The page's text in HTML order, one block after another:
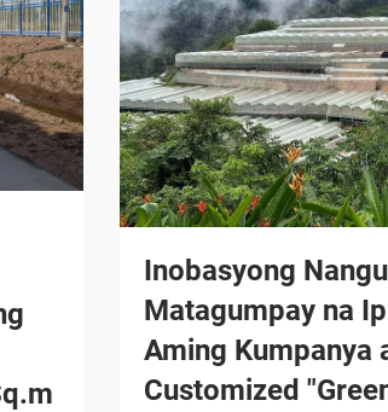
Inobasyong
Matagumpay na
Aming Kumpanya
Customized